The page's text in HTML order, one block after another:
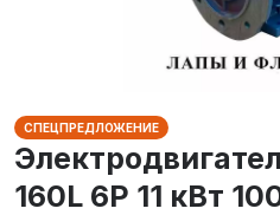
СПЕЦПРЕДЛОЖЕНИЕ
160L 6P 11 кВт